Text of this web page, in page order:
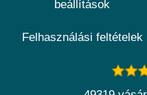
beállítások
Felhasználási feltételek